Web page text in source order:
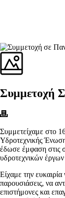
Συμμετοχή
Συμμετείχαμε στο
Υδροτεχνικής
έδωσε έμφαση στις
υδροτεχνικών έργων
Είχαμε την
παρουσιάσεις, να
επιστήμονες και